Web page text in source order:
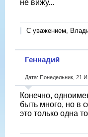
не вижу...
С уважением,
Геннадий
Дата: Понедельник, 21
Конечно,
быть много, но в
это только одна